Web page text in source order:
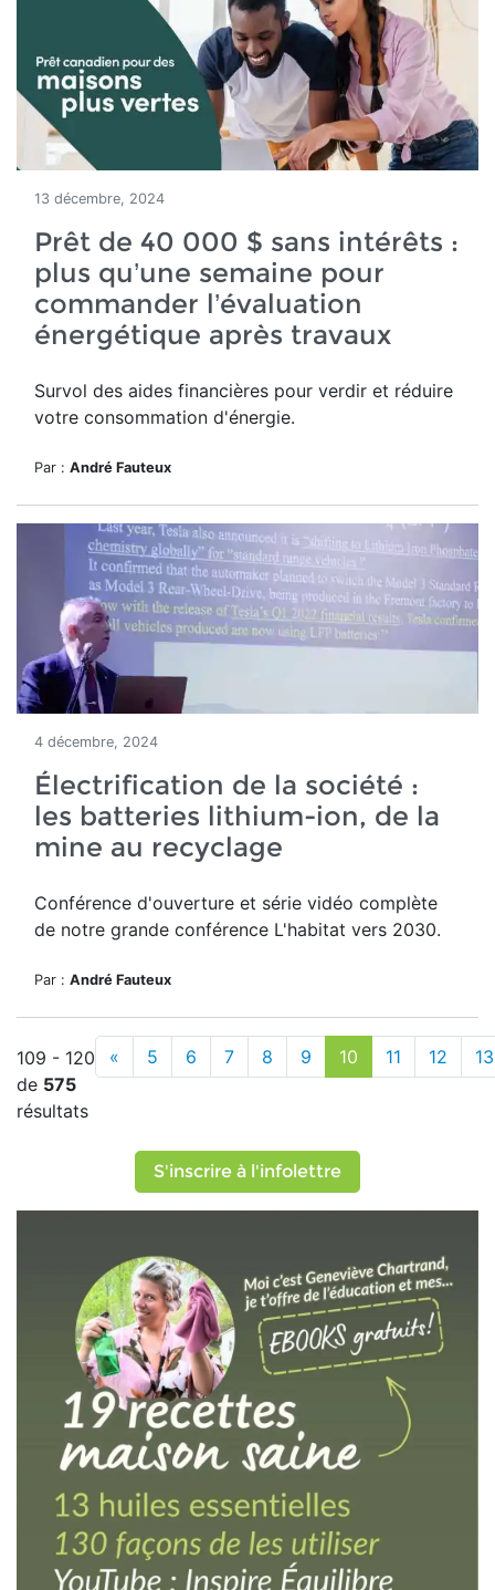
13 décembre, 2024
Prêt de 40 000 $ sans intérêts :
plus qu’une semaine pour
commander l’évaluation
énergétique après travaux
Survol des aides financières pour verdir et réduire
votre consommation d'énergie.
Par : André Fauteux
4 décembre, 2024
Électrification de la société :
les batteries lithium-ion, de la
mine au recyclage
Conférence d'ouverture et série vidéo complète
de notre grande conférence L'habitat vers 2030.
Par : André Fauteux
109 - 120
de 575
résultats
« 5 6 7 8 9 10 11 12 13
S'inscrire à l'infolettre